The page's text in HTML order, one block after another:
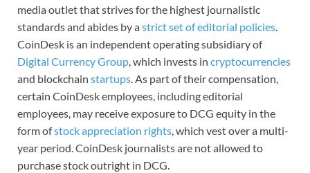
media outlet that strives for the highest journalistic
standards and abides by astrict set of editorial policies.
CoinDesk is an independent operating subsidiary of
Digital Currency Group, which invests in cryptocurrencies
and blockchain startups. As part of their compensation,
certain CoinDesk employees, including editorial
employees, may receive exposure to DCG equity in the
form ofstock appreciation rights, which vest over a multi-
year period. CoinDesk journalists are not allowed to
purchase stock outright in DCG.